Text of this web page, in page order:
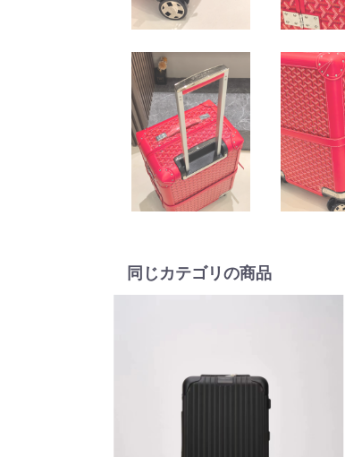
同じカテゴリの商品